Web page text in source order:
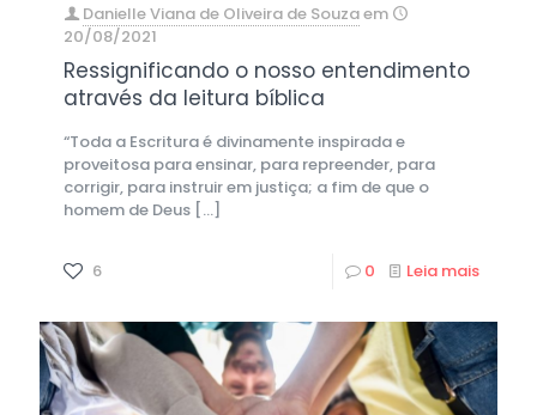
Danielle Viana de Oliveira de Souzaem
20/08/2021
Ressignificando o nosso entendimento
através da leitura bíblica
“Toda a Escritura é divinamente inspirada e
proveitosa para ensinar, para repreender, para
corrigir, para instruir em justiça; a fim de que o
homem de Deus […]
6 0 Leia mais